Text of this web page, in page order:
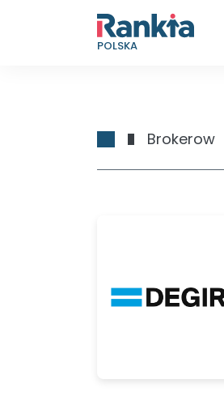
POLSKA
Brokerow